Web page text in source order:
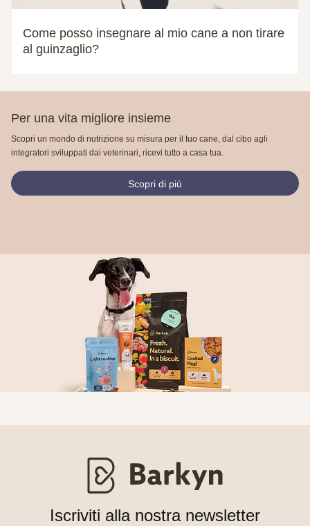
Come posso insegnare al mio cane a non tirare
al guinzaglio?
Per una vita migliore insieme
Scopri un mondo di nutrizione su misura per il tuo cane, dal cibo agli
integratori sviluppati dai veterinari, ricevi tutto a casa tua.
Scopri di più
Iscriviti alla nostra newsletter